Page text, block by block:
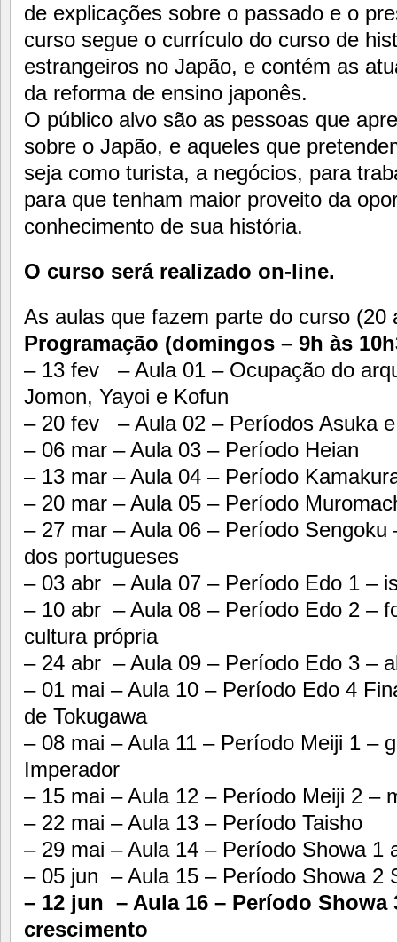
de explicações sobre o passado e o
curso segue o currículo do curso de
estrangeiros no Japão, e contém as
da reforma de ensino japonês.
O público alvo são as pessoas que
sobre o Japão, e aqueles que
seja como turista, a negócios, para
para que tenham maior proveito da
conhecimento de sua história.
O curso será realizado on-line.
As aulas que fazem parte do curso (20
Programação (domingos – 9h às
– 13 fev – Aula 01 – Ocupação do
Jomon, Yayoi e Kofun
– 20 fev – Aula 02 – Períodos Asuka
– 06 mar – Aula 03 – Período Heian
– 13 mar – Aula 04 – Período
– 20 mar – Aula 05 – Período
– 27 mar – Aula 06 – Período Sengoku
dos portugueses
– 03 abr – Aula 07 – Período Edo 1 –
– 10 abr – Aula 08 – Período Edo 2 –
cultura própria
– 24 abr – Aula 09 – Período Edo 3 –
– 01 mai – Aula 10 – Período Edo 4
de Tokugawa
– 08 mai – Aula 11 – Período Meiji 1 –
Imperador
– 15 mai – Aula 12 – Período Meiji 2 –
– 22 mai – Aula 13 – Período Taisho
– 29 mai – Aula 14 – Período Showa 1
– 05 jun – Aula 15 – Período Showa 2
– 12 jun – Aula 16 – Período
crescimento